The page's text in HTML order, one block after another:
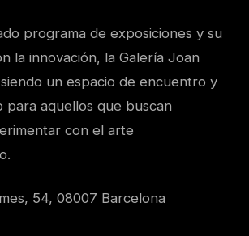
programa de exposiciones y su
la innovación, la Galería Joan
un espacio de encuentro y
para aquellos que buscan
con el arte
54, 08007 Barcelona